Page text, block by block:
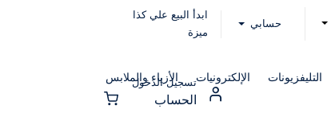
حسابي
ابدأ البيع علي كذا
ميزة
التليفزيونات الإلكترونيات الأزياء والملابس
تسجيل الدخول
الحساب